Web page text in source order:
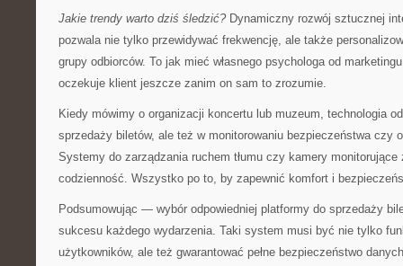
Jakie trendy warto dziś śledzić? Dynamiczny rozwój sztucznej
pozwala nie tylko przewidywać frekwencję, ale także
grupy odbiorców. To jak mieć własnego psychologa od
oczekuje klient jeszcze zanim on sam to zrozumie.
Kiedy mówimy o organizacji koncertu lub muzeum, technologia
sprzedaży biletów, ale też w monitorowaniu bezpieczeństwa czy
Systemy do zarządzania ruchem tłumu czy kamery
codzienność. Wszystko po to, by zapewnić komfort i
Podsumowując — wybór odpowiedniej platformy do sprzedaży
sukcesu każdego wydarzenia. Taki system musi być nie tylko
użytkowników, ale też gwarantować pełne bezpieczeństwo